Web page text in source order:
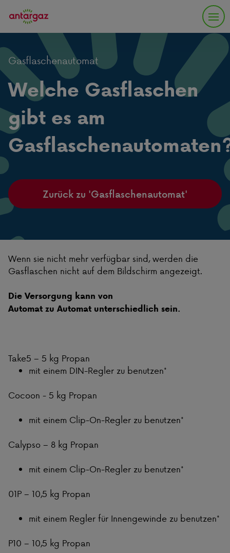
Gasflaschenautomat
Welche Gasflaschen
gibt es am
Zurück zu 'Gasflaschenautomat'
Wenn sie nicht mehr verfügbar sind, werden die
Gasflaschen nicht auf dem Bildschirm angezeigt.
Die Versorgung kann von
Automat zu Automat unterschiedlich sein.
Take5 – 5 kg Propan
mit einem DIN-Regler zu benutzen*
Cocoon - 5 kg Propan
mit einem Clip-On-Regler zu benutzen*
Calypso – 8 kg Propan
mit einem Clip-On-Regler zu benutzen*
01P – 10,5 kg Propan
mit einem Regler für Innengewinde zu benutzen*
P10 – 10,5 kg Propan